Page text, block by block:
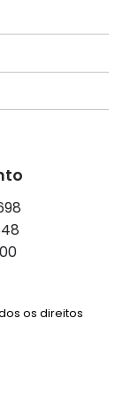
os direitos